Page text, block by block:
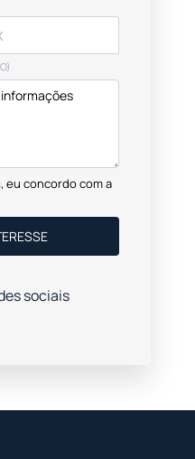
eu concordo com a
INTERESSE
sociais